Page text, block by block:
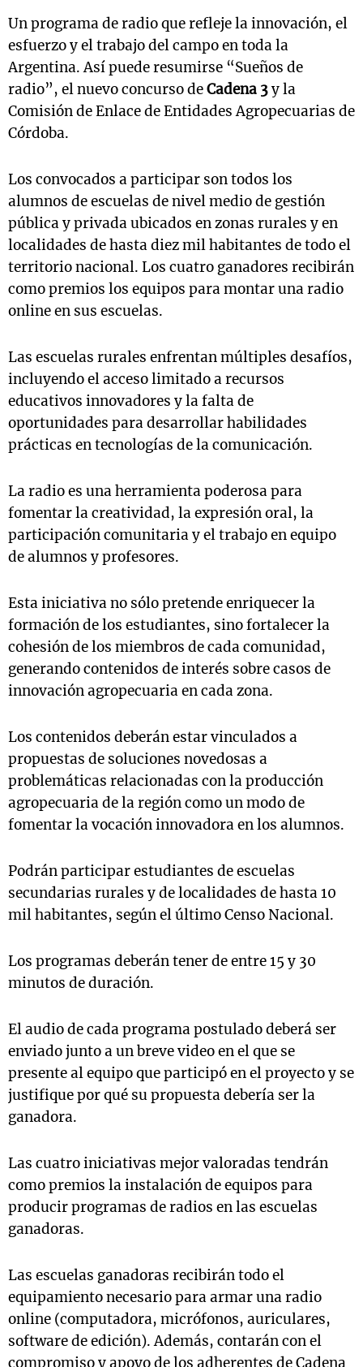
Un programa de radio que refleje la innovación, el
esfuerzo y el trabajo del campo en toda la
Argentina. Así puede resumirse “Sueños de
radio”, el nuevo concurso deCadena 3y la
Comisión de Enlace de Entidades Agropecuarias de
Córdoba.
Los convocados a participar son todos los
alumnos de escuelas de nivel medio de gestión
pública y privada ubicados en zonas rurales y en
localidades de hasta diez mil habitantes de todo el
territorio nacional. Los cuatro ganadores recibirán
como premios los equipos para montar una radio
online en sus escuelas.
Las escuelas rurales enfrentan múltiples desafíos,
incluyendo el acceso limitado a recursos
educativos innovadores y la falta de
oportunidades para desarrollar habilidades
prácticas en tecnologías de la comunicación.
La radio es una herramienta poderosa para
fomentar la creatividad, la expresión oral, la
participación comunitaria y el trabajo en equipo
de alumnos y profesores.
Esta iniciativa no sólo pretende enriquecer la
formación de los estudiantes, sino fortalecer la
cohesión de los miembros de cada comunidad,
generando contenidos de interés sobre casos de
innovación agropecuaria en cada zona.
Los contenidos deberán estar vinculados a
propuestas de soluciones novedosas a
problemáticas relacionadas con la producción
agropecuaria de la región como un modo de
fomentar la vocación innovadora en los alumnos.
Podrán participar estudiantes de escuelas
secundarias rurales y de localidades de hasta 10
mil habitantes, según el último Censo Nacional.
Los programas deberán tener de entre 15 y 30
minutos de duración.
El audio de cada programa postulado deberá ser
enviado junto a un breve video en el que se
presente al equipo que participó en el proyecto y se
justifique por qué su propuesta debería ser la
ganadora.
Las cuatro iniciativas mejor valoradas tendrán
como premios la instalación de equipos para
producir programas de radios en las escuelas
ganadoras.
Las escuelas ganadoras recibirán todo el
equipamiento necesario para armar una radio
online (computadora, micrófonos, auriculares,
software de edición). Además, contarán con el
compromiso y apoyo de los adherentes de Cadena
Mundial 2026
La Sole en
Cadena 3